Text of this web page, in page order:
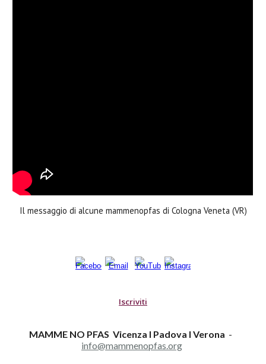
Il messaggio di alcune mammenopfas di Cologna Veneta (VR)
Iscriviti
MAMME NO PFAS Vicenza I Padova I Verona -
info@mammenopfas.org